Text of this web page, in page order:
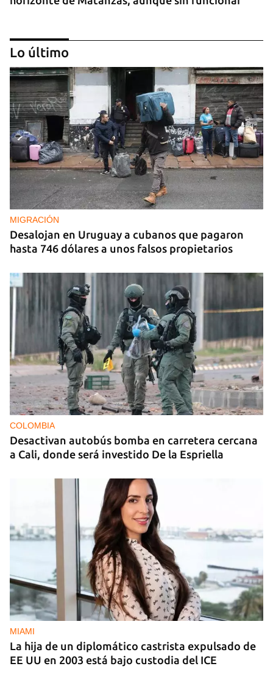
REPRESIÓN
La Seguridad del Estado realiza operativos en el
aniversario del Maleconazo
Lo último
MIGRACIÓN
Desalojan en Uruguay a cubanos que pagaron
hasta 746 dólares a unos falsos propietarios
COLOMBIA
Desactivan autobús bomba en carretera cercana
a Cali, donde será investido De la Espriella
MIAMI
La hija de un diplomático castrista expulsado de
EE UU en 2003 está bajo custodia del ICE